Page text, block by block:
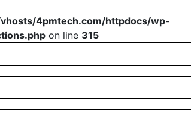
4pmtech.com/httpdocs/wp-
on line 315